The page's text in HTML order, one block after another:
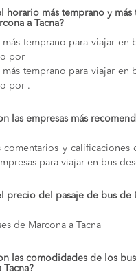
horario más temprano y
a Tacna?
temprano para viajar en
por
temprano para viajar en
por .
las empresas más
comentarios y
para viajar en bus
precio del pasaje de bus de
de Marcona a Tacna
las comodidades de los
Tacna?